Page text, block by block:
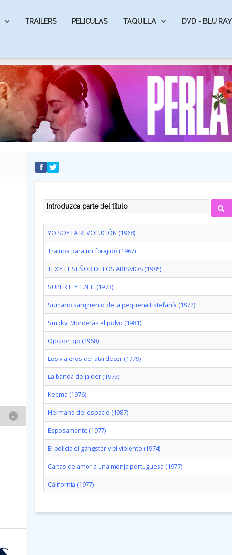
TRAILERS PELICULAS TAQUILLA DVD - BLU RAY
INTRODUZCA PARTE DEL TÍTULO
YO SOY LA REVOLUCIÓN (1968)
Trampa para un forajido (1967)
TEX Y EL SEÑOR DE LOS ABISMOS (1985)
SUPER FLY T.N.T. (1973)
Sumario sangriento de la pequeña Estefanía (1972)
Smoky! Morderás el polvo (1981)
Ojo por ojo (1968)
Los viajeros del atardecer (1979)
La banda de Jaider (1973)
Keoma (1976)
Hermano del espacio (1987)
Esposamante (1977)
El policía el gángster y el violento (1974)
Cartas de amor a una monja portuguesa (1977)
California (1977)